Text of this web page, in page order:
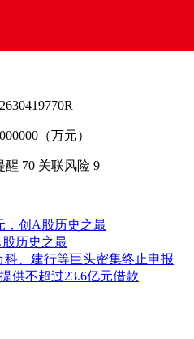
（万元）
醒 70 关联风险 9
，创A股历史之最
历史之最
科、建行等巨头密集终止申报
供不超过23.6亿元借款